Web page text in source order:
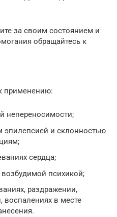
за своим состоянием и
обращайтесь к
применению:
непереносимости;
и склонностью
сердца;
психикой;
раздражении,
воспалениях в месте